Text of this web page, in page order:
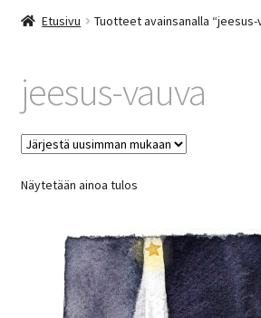
Etusivu Tuotteet avainsanalla “jeesus-
jeesus-vauva
Näytetään ainoa tulos